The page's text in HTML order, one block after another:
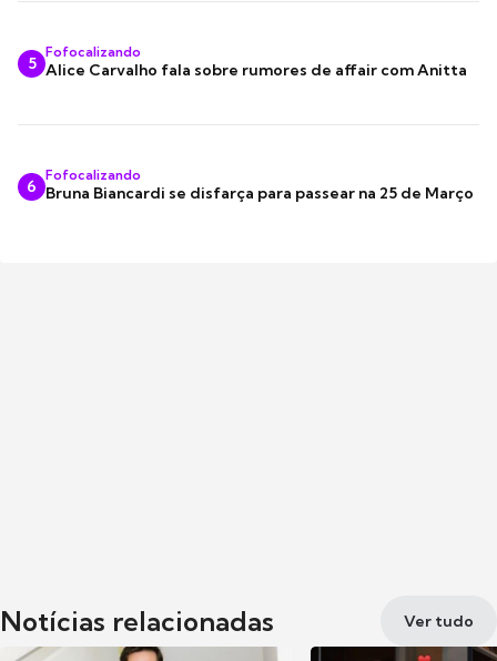
5
Fofocalizando
Alice Carvalho fala sobre rumores de affair com Anitta
6
Fofocalizando
Bruna Biancardi se disfarça para passear na 25 de Março
Notícias relacionadas Ver tudo